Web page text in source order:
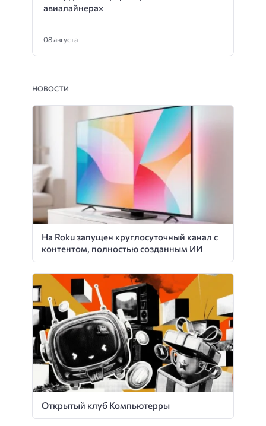
авиалайнерах
08 августа
НОВОСТИ
На Roku запущен круглосуточный канал с
контентом, полностью созданным ИИ
Открытый клуб Компьютерры